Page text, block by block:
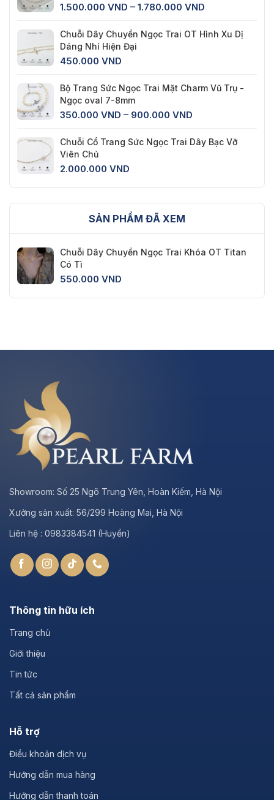
1.500.000 VND – 1.780.000 VND
từ
1.500.000 VND
Chuỗi Dây Chuyền Ngọc Trai OT Hình Xu Dị
Dáng Nhí Hiện Đại
450.000 VND
Bộ Trang Sức Ngọc Trai Mặt Charm Vũ Trụ -
Ngọc oval 7-8mm
350.000 VND – 900.000 VND
từ
350.000 VND
Chuỗi Cổ Trang Sức Ngọc Trai Dây Bạc Vỡ
Viên Chủ
2.000.000 VND
SẢN PHẨM ĐÃ XEM
Chuỗi Dây Chuyền Ngọc Trai Khóa OT Titan
Có Tì
550.000 VND
Showroom: Số 25 Ngõ Trung Yên, Hoàn Kiếm, Hà Nội
Xưởng sản xuất: 56/299 Hoàng Mai, Hà Nội
Liên hệ : 0983384541 (Huyền)
Thông tin hữu ích
Trang chủ
Giới thiệu
Tin tức
Tất cả sản phẩm
Hỗ trợ
Điều khoản dịch vụ
Hướng dẫn mua hàng
Hướng dẫn thanh toán